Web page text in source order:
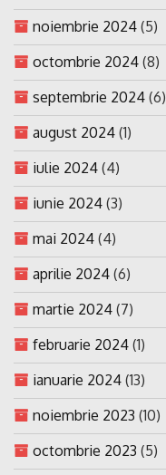
noiembrie 2024 (5)
octombrie 2024 (8)
septembrie 2024 (6)
august 2024 (1)
iulie 2024 (4)
iunie 2024 (3)
mai 2024 (4)
aprilie 2024 (6)
martie 2024 (7)
februarie 2024 (1)
ianuarie 2024 (13)
noiembrie 2023 (10)
octombrie 2023 (5)